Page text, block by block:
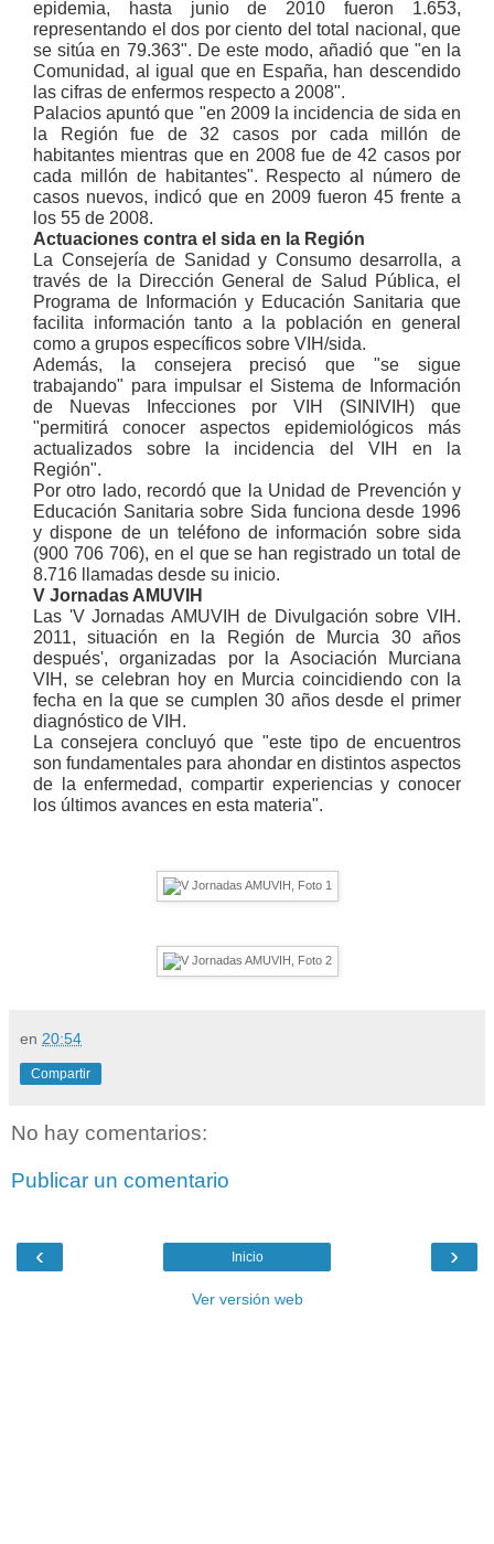
epidemia, hasta junio de 2010 fueron 1.653,
representando el dos por ciento del total nacional, que
se sitúa en 79.363". De este modo, añadió que "en la
Comunidad, al igual que en España, han descendido
las cifras de enfermos respecto a 2008".
Palacios apuntó que "en 2009 la incidencia de sida en
la Región fue de 32 casos por cada millón de
habitantes mientras que en 2008 fue de 42 casos por
cada millón de habitantes". Respecto al número de
casos nuevos, indicó que en 2009 fueron 45 frente a
los 55 de 2008.
Actuaciones contra el sida en la Región
La Consejería de Sanidad y Consumo desarrolla, a
través de la Dirección General de Salud Pública, el
Programa de Información y Educación Sanitaria que
facilita información tanto a la población en general
como a grupos específicos sobre VIH/sida.
Además, la consejera precisó que "se sigue
trabajando" para impulsar el Sistema de Información
de Nuevas Infecciones por VIH (SINIVIH) que
"permitirá conocer aspectos epidemiológicos más
actualizados sobre la incidencia del VIH en la
Región".
Por otro lado, recordó que la Unidad de Prevención y
Educación Sanitaria sobre Sida funciona desde 1996
y dispone de un teléfono de información sobre sida
(900 706 706), en el que se han registrado un total de
8.716 llamadas desde su inicio.
V Jornadas AMUVIH
Las 'V Jornadas AMUVIH de Divulgación sobre VIH.
2011, situación en la Región de Murcia 30 años
después', organizadas por la Asociación Murciana
VIH, se celebran hoy en Murcia coincidiendo con la
fecha en la que se cumplen 30 años desde el primer
diagnóstico de VIH.
La consejera concluyó que "este tipo de encuentros
son fundamentales para ahondar en distintos aspectos
de la enfermedad, compartir experiencias y conocer
los últimos avances en esta materia".
en 20:54
Compartir
No hay comentarios:
Publicar un comentario
‹ ›
Inicio
Ver versión web